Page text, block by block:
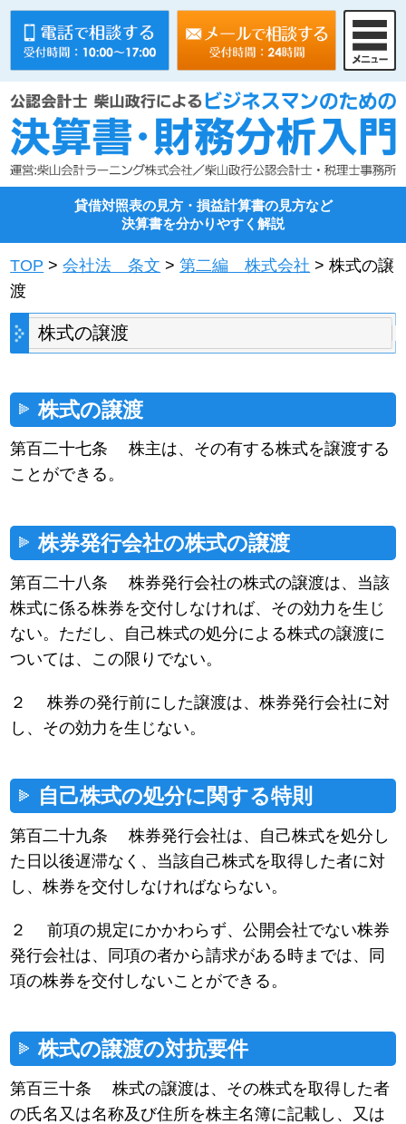
貸借対照表の見方・損益計算書の見方など
決算書を分かりやすく解説
TOP >会社法 条文 >第二編 株式会社 > 株式の譲
渡
株式の譲渡
株式の譲渡
第百二十七条 株主は、その有する株式を譲渡する
ことができる。
株券発行会社の株式の譲渡
第百二十八条 株券発行会社の株式の譲渡は、当該
株式に係る株券を交付しなければ、その効力を生じ
ない。ただし、自己株式の処分による株式の譲渡に
ついては、この限りでない。
２ 株券の発行前にした譲渡は、株券発行会社に対
し、その効力を生じない。
自己株式の処分に関する特則
第百二十九条 株券発行会社は、自己株式を処分し
た日以後遅滞なく、当該自己株式を取得した者に対
し、株券を交付しなければならない。
２ 前項の規定にかかわらず、公開会社でない株券
発行会社は、同項の者から請求がある時までは、同
項の株券を交付しないことができる。
株式の譲渡の対抗要件
第百三十条 株式の譲渡は、その株式を取得した者
の氏名又は名称及び住所を株主名簿に記載し、又は